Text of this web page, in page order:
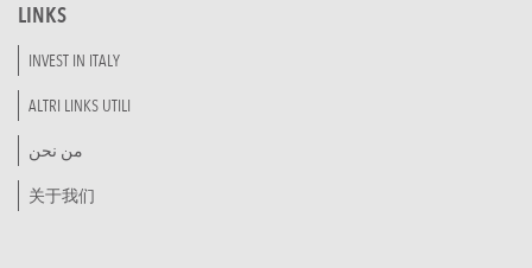
LINKS
INVEST IN ITALY
ALTRI LINKS UTILI
من نحن
关于我们